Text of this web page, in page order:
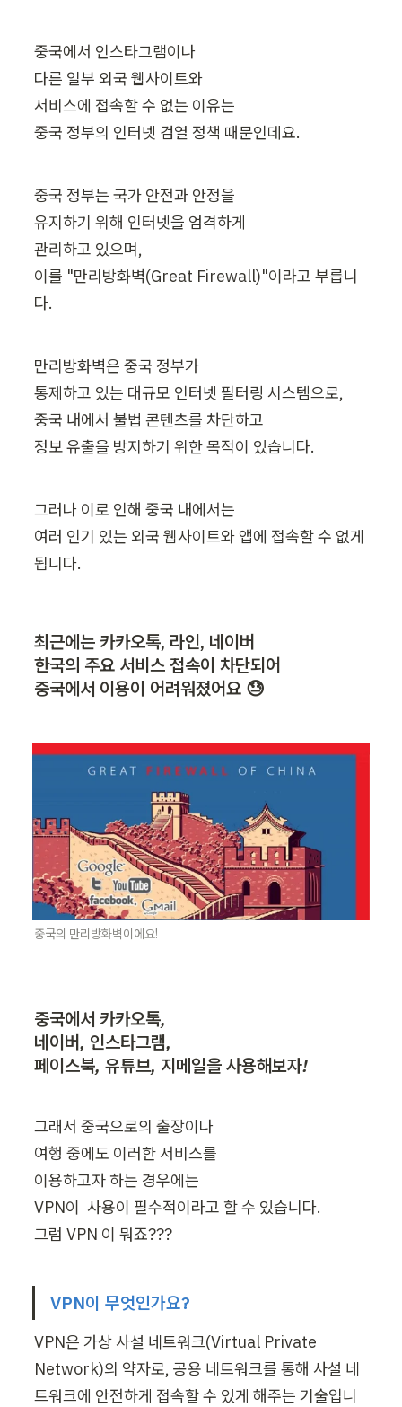
중국에서 인스타그램이나
다른 일부 외국 웹사이트와
서비스에 접속할 수 없는 이유는
중국 정부의 인터넷 검열 정책 때문인데요.
중국 정부는 국가 안전과 안정을
유지하기 위해 인터넷을 엄격하게
관리하고 있으며,
이를 "만리방화벽(Great Firewall)"이라고 부릅니
다.
만리방화벽은 중국 정부가
통제하고 있는 대규모 인터넷 필터링 시스템으로,
중국 내에서 불법 콘텐츠를 차단하고
정보 유출을 방지하기 위한 목적이 있습니다.
그러나 이로 인해 중국 내에서는
여러 인기 있는 외국 웹사이트와 앱에 접속할 수 없게
됩니다.
최근에는 카카오톡, 라인, 네이버
한국의 주요 서비스 접속이 차단되어
중국에서 이용이 어려워졌어요 😓
중국의 만리방화벽이에요!
중국에서 카카오톡,
네이버, 인스타그램,
페이스북, 유튜브, 지메일을 사용해보자!
그래서 중국으로의 출장이나
여행 중에도 이러한 서비스를
이용하고자 하는 경우에는
VPN이  사용이 필수적이라고 할 수 있습니다.
그럼 VPN 이 뭐죠???
VPN이 무엇인가요?
VPN은 가상 사설 네트워크(Virtual Private
Network)의 약자로, 공용 네트워크를 통해 사설 네
트워크에 안전하게 접속할 수 있게 해주는 기술입니